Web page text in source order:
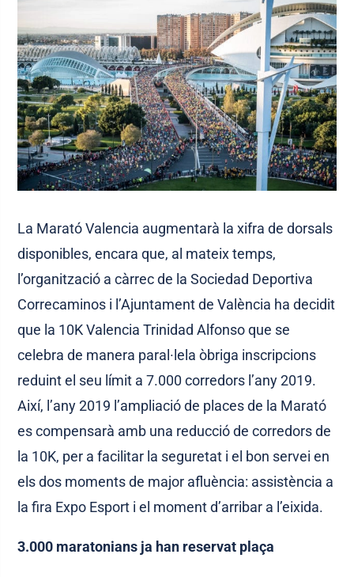
La Marató Valencia augmentarà la xifra de dorsals
disponibles, encara que, al mateix temps,
l’organització a càrrec de la Sociedad Deportiva
Correcaminos i l’Ajuntament de València ha decidit
que la 10K Valencia Trinidad Alfonso que se
celebra de manera paral·lela òbriga inscripcions
reduint el seu límit a 7.000 corredors l’any 2019.
Així, l’any 2019 l’ampliació de places de la Marató
es compensarà amb una reducció de corredors de
la 10K, per a facilitar la seguretat i el bon servei en
els dos moments de major afluència: assistència a
la fira Expo Esport i el moment d’arribar a l’eixida.
3.000 maratonians ja han reservat plaça